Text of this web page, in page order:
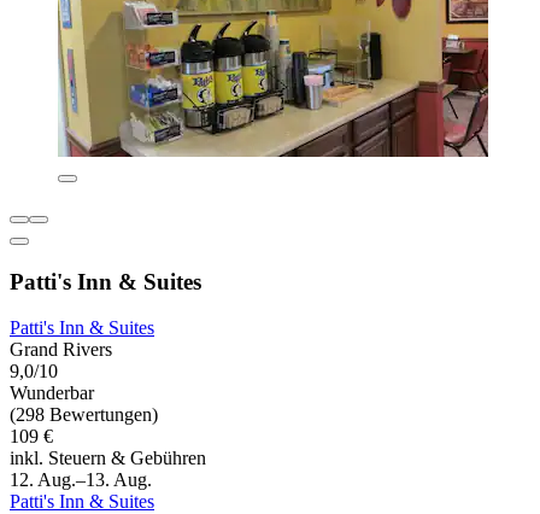
Patti's Inn & Suites
Patti's Inn & Suites
Grand Rivers
9,0/10
Wunderbar
(298 Bewertungen)
109 €
inkl. Steuern & Gebühren
12. Aug.–13. Aug.
Patti's Inn & Suites